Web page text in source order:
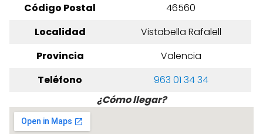
Código Postal
46560
Localidad
Vistabella Rafalell
Provincia
Valencia
Teléfono
963 01 34 34
¿Cómo llegar?